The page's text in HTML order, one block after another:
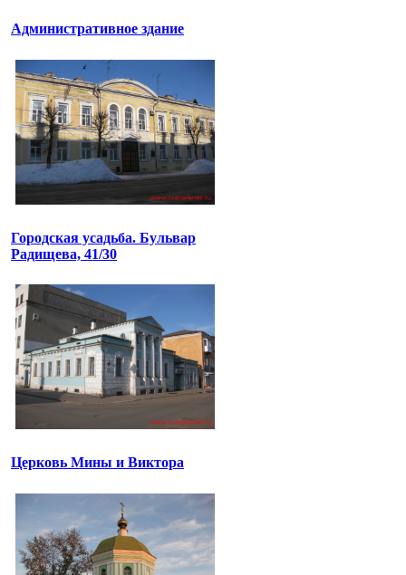
Административное здание
Городская усадьба. Бульвар
Радищева, 41/30
Церковь Мины и Виктора